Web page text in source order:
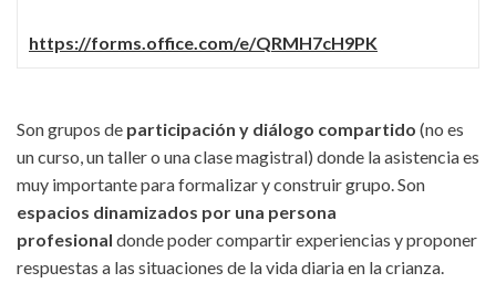
https://forms.office.com/e/QRMH7cH9PK
Son grupos de participación y diálogo compartido (no es
un curso, un taller o una clase magistral) donde la asistencia es
muy importante para formalizar y construir grupo. Son
espacios dinamizados por una persona
profesional donde poder compartir experiencias y proponer
respuestas a las situaciones de la vida diaria en la crianza.